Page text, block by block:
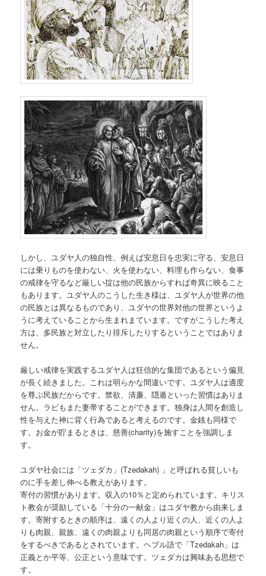
しかし、ユダヤ人の独自性、例えば安息日を忠実に守る、安息日
には乗りものを使わない、火を使わない、料理も作らない、食事
の戒律を守るなど厳しい掟は他の民族からすれば奇異に映ること
もあります。ユダヤ人のこうした生き様は、ユダヤ人が世界の他
の民族とは異なるものであり、ユダヤの世界対他の世界というよ
うに考えていることから生まれまています。ですがこうした考え
方は、多民族と対立したり排斥したりするということではありま
せん。
厳しい戒律を実践するユダヤ人は狂信的な集団であるという偏見
が長く続きました。これは明らかな間違いです。ユダヤ人は適度
を尊ぶ民族だからです。禁欲、清廉、隠遁といった習慣はありま
せん。ラビもまた妻帯することができます。独身は人間を創造し
性を与えた神に背く行為であると考えるのです。金銭も同様で
す。お金が貯まるときは、慈善(charity)を施すことを強調しま
す。
ユダヤ社会には「ツェダカ」(Tzedakah) 」と呼ばれる貧しいも
のに手を差し伸べる教えがあります。
寄付の習慣があります。収入の10％と定められています。キリス
ト教会が奨励している「十分の一献金」はユダヤ教から由来しま
す。寄附するときの順序は、遠くの人より近くの人、近くの人よ
りも肉親、親族、遠くの肉親よりも同居の肉親という順序で寄付
をするべきであるとされています。ヘブル語で「Tzedakah」は
正義とか平等、公正という意味です。ツェダカは興味ある思想で
す。